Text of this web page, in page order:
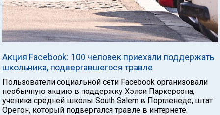
Акция Facebook: 100 человек приехали поддержать
школьника, подвергавшегося травле
Пользователи социальной сети Facebook организовали
необычную акцию в поддержку Хэлси Паркерсона,
ученика средней школы South Salem в Портленеде, штат
Орегон, который подвергался травле в интернете.